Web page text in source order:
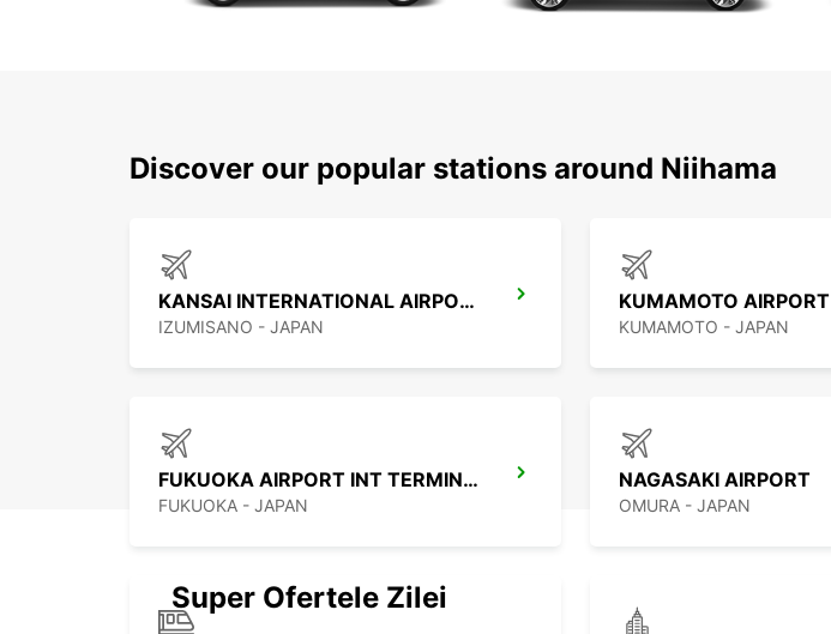
Discover our popular stations around Niihama
KANSAI INTERNATIONAL AIRPORT
IZUMISANO - JAPAN
KUMAMOTO AIRPORT
KUMAMOTO - JAPAN
FUKUOKA AIRPORT INT TERMINAL
FUKUOKA - JAPAN
NAGASAKI AIRPORT
OMURA - JAPAN
Super Ofertele Zilei